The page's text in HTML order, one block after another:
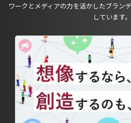
ワークとメディアの力を活かしたブラン
しています。